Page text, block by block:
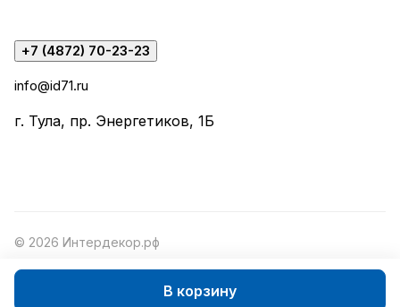
В корзину
+7 (4872) 70-23-23
info@id71.ru
г. Тула, пр. Энергетиков, 1Б
© 2026 Интердекор.рф